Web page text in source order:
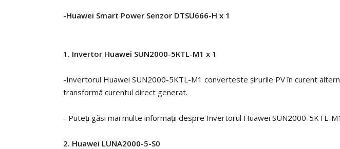
-Huawei Smart Power Senzor DTSU666-H x 1
1. Invertor Huawei SUN2000-5KTL-M1 x 1
-Invertorul Huawei SUN2000-5KTL-M1 converteste șirurile PV în curent
transformă curentul direct generat.
- Puteți găsi mai multe informații despre Invertorul Huawei SUN2000-5KTL-M1
2. Huawei LUNA2000-5-S0